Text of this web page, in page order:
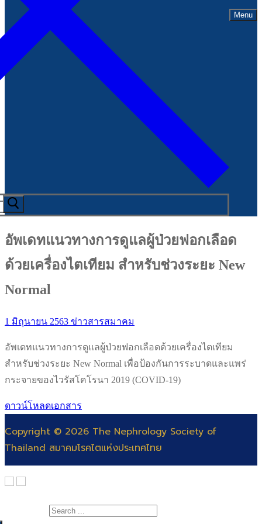
Menu
อัพเดทแนวทางการดูแลผู้ป่วยฟอกเลือด
ด้วยเครื่องไตเทียม สำหรับช่วงระยะ New
Normal
1 มิถุนายน 2563 ข่าวสารสมาคม
อัพเดทแนวทางการดูแลผู้ป่วยฟอกเลือดด้วยเครื่องไตเทียม
สำหรับช่วงระยะ New Normal เพื่อป้องกันการระบาดและแพร่
กระจายของไวรัสโคโรนา 2019 (COVID-19)
ดาวน์โหลดเอกสาร
Copyright © 2026 The Nephrology Society of
Thailand สมาคมโรคไตแห่งประเทศไทย